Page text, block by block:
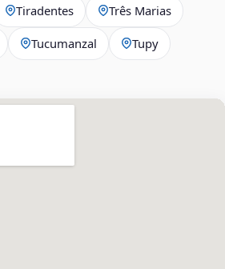
Tiradentes Três Marias
Tucumanzal Tupy